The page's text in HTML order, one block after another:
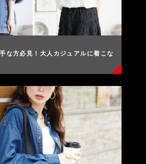
な方必見！大人カジュアルに着こな